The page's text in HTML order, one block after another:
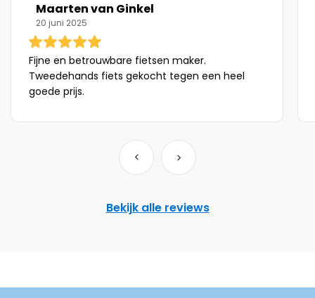
Maarten van Ginkel
20 juni 2025
Fijne en betrouwbare fietsen maker.
Tweedehands fiets gekocht tegen een heel
goede prijs.
Bekijk alle reviews